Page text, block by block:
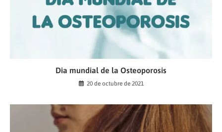
Dia mundial de la Osteoporosis
20 de octubre de 2021